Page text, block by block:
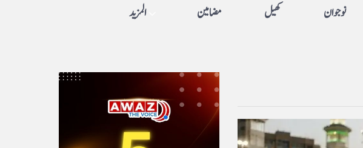
المزيد مضامین کھیل نوجوان